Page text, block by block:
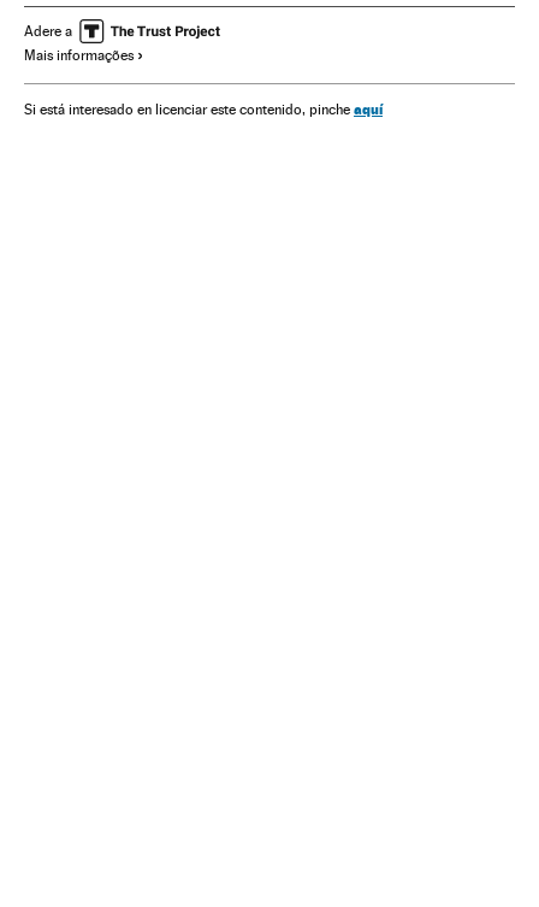
Casey Affleck Opinião Assédio sexual
Cinema dos Estados Unidos
Adere a
Mais informações
Si está interesado en licenciar este contenido, pinche aquí